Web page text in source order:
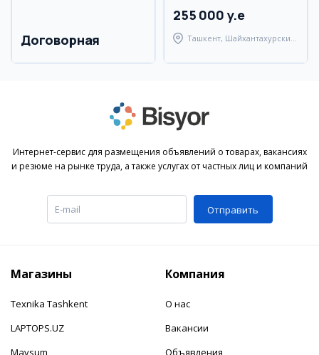
Договорная
255 000 y.e
Ташкент, Шайхантахурский
Интернет-сервис для размещения объявлений о товарах, вакансиях
и резюме на рынке труда, а также услугах от частных лиц и компаний
Отправить
Магазины
Texnika Tashkent
LAPTOPS.UZ
Mavsum
Компания
О нас
Вакансии
Объявления